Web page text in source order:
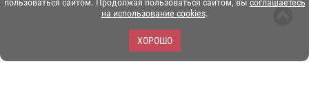
на использование cookies.
ХОРОШО